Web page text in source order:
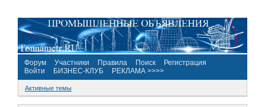
Форум Участники Правила Поиск
Регистрация
Войти
БИЗНЕС-КЛУБ РЕКЛАМА >>>>
Активные темы